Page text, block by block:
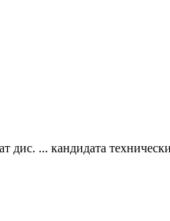
... кандидата